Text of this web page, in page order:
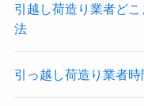
引越し荷造り業者ど
法
引っ越し荷造り業者